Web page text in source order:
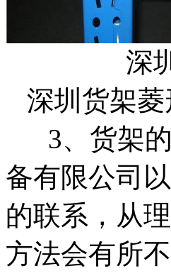
深圳货
深圳货架
3、货架的
备有限公司
的联系，从
方法会有所